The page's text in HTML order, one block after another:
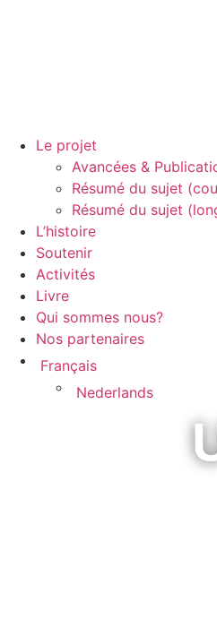
Le projet
Avancées &
Résumé du sujet
Résumé du sujet
L’histoire
Soutenir
Activités
Livre
Qui sommes nous?
Nos partenaires
Français
Nederlands